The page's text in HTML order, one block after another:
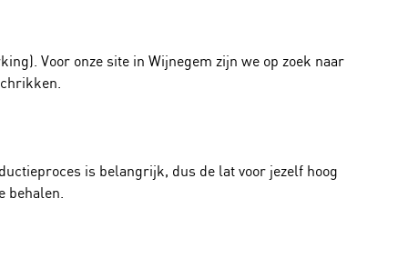
Voor onze site in Wijnegem zijn we op zoek naar
is belangrijk, dus de lat voor jezelf hoog
behalen.